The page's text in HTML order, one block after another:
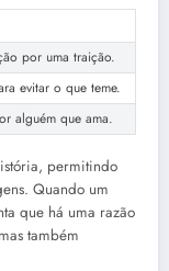
por uma traição.
evitar o que teme.
alguém que ama.
permitindo
Quando um
que há uma razão
também